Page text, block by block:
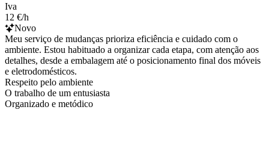
Iva
12 €/h
Novo
Meu serviço de mudanças prioriza eficiência e cuidado com o
ambiente. Estou habituado a organizar cada etapa, com atenção aos
detalhes, desde a embalagem até o posicionamento final dos móveis
e eletrodomésticos.
Respeito pelo ambiente
O trabalho de um entusiasta
Organizado e metódico